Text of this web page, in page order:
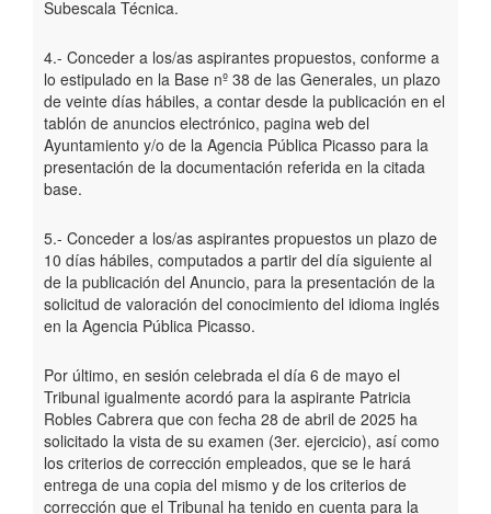
Subescala Técnica.
4.- Conceder a los/as aspirantes propuestos, conforme a
lo estipulado en la Base nº 38 de las Generales, un plazo
de veinte días hábiles, a contar desde la publicación en el
tablón de anuncios electrónico, pagina web del
Ayuntamiento y/o de la Agencia Pública Picasso para la
presentación de la documentación referida en la citada
base.
5.- Conceder a los/as aspirantes propuestos un plazo de
10 días hábiles, computados a partir del día siguiente al
de la publicación del Anuncio, para la presentación de la
solicitud de valoración del conocimiento del idioma inglés
en la Agencia Pública Picasso.
Por último, en sesión celebrada el día 6 de mayo el
Tribunal igualmente acordó para la aspirante Patricia
Robles Cabrera que con fecha 28 de abril de 2025 ha
solicitado la vista de su examen (3er. ejercicio), así como
los criterios de corrección empleados, que se le hará
entrega de una copia del mismo y de los criterios de
corrección que el Tribunal ha tenido en cuenta para la